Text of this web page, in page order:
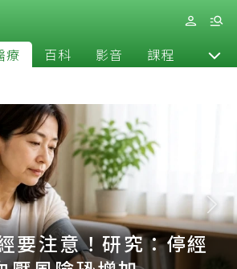
療 百科 影音 課程 退休
要注意！研究：停經